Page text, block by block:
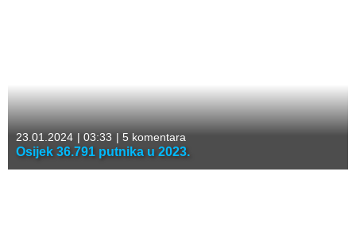
23.01.2024 | 03:33 | 5 komentara
Osijek 36.791 putnika u 2023.